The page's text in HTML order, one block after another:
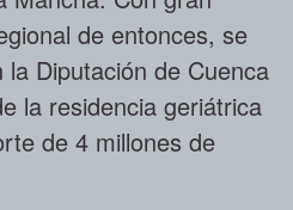
de entonces, se
Diputación de Cuenca
la residencia geriátrica
de 4 millones de